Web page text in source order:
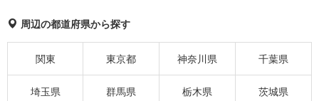
周辺の都道府県から探す
関東 東京都 神奈川県 千葉県
埼玉県 群馬県 栃木県 茨城県